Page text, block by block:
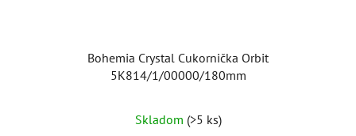
Bohemia Crystal Cukornička Orbit
5K814/1/00000/180mm
Skladom (>5 ks)